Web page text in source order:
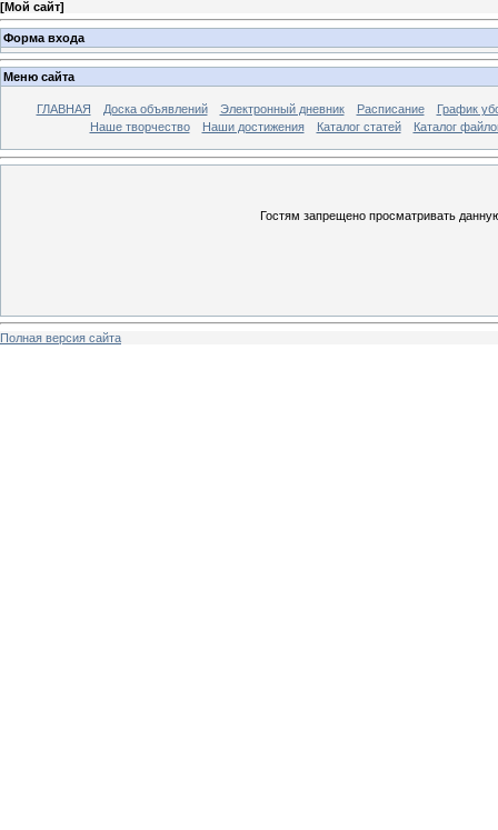
[Мой сайт]
Форма входа
Меню сайта
ГЛАВНАЯ Доска объявлений Электронный дневник Расписание
График
Наше творчество
Наши достижения Каталог статей Каталог
Гостям запрещено просматривать
Полная версия сайта